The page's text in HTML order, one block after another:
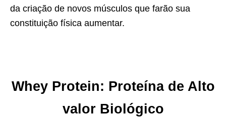
da criação de novos músculos que farão sua
constituição física aumentar.
Whey Protein: Proteína de Alto
valor Biológico